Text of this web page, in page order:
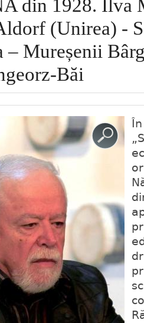
din 1928. Ilva
(Unirea) -
– Mureșenii
Băi